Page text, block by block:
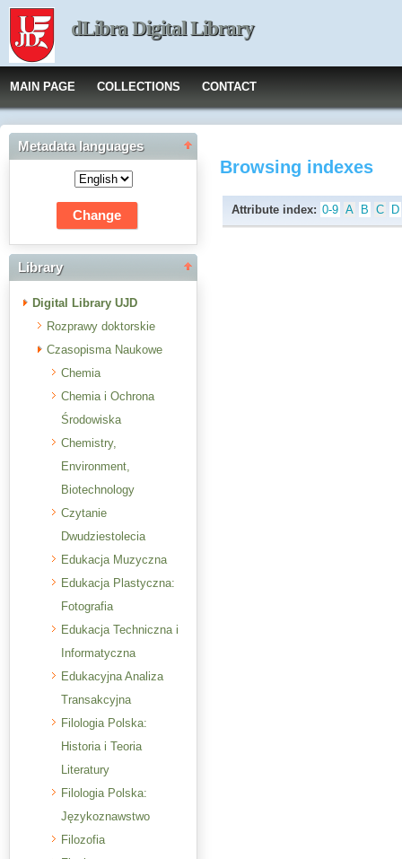
dLibra Digital Library
MAIN PAGE COLLECTIONS CONTACT
Metadata languages
Library
Digital Library UJD
Rozprawy doktorskie
Czasopisma Naukowe
Chemia
Chemia i Ochrona
Środowiska
Chemistry,
Environment,
Biotechnology
Czytanie
Dwudziestolecia
Edukacja Muzyczna
Edukacja Plastyczna:
Fotografia
Edukacja Techniczna i
Informatyczna
Edukacyjna Analiza
Transakcyjna
Filologia Polska:
Historia i Teoria
Literatury
Filologia Polska:
Językoznawstwo
Filozofia
Browsing indexes
Attribute index: 0-9 A B C D